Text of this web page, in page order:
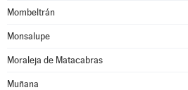
Mombeltrán
Monsalupe
Moraleja de Matacabras
Muñana